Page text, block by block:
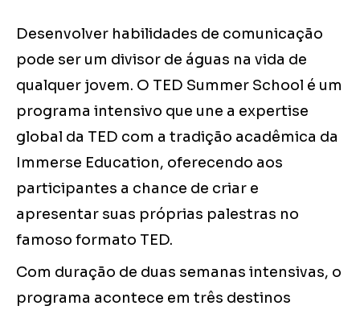
Desenvolver habilidades de comunicação
pode ser um divisor de águas na vida de
qualquer jovem. O TED Summer School é um
programa intensivo que une a expertise
global da TED com a tradição acadêmica da
Immerse Education, oferecendo aos
participantes a chance de criar e
apresentar suas próprias palestras no
famoso formato TED.
Com duração de duas semanas intensivas, o
programa acontece em três destinos